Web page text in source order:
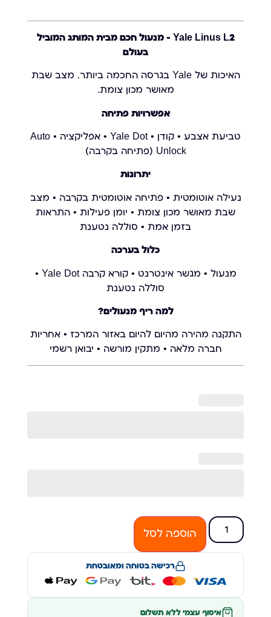
Yale Linus L2 – מנעול חכם מבית המותג המוביל
בעולם
האיכות של Yale בגרסה החכמה ביותר. מצב שבת
מאושר מכון צומת.
אפשרויות פתיחה
טביעת אצבע • קודן • Yale Dot • אפליקציה • Auto
Unlock (פתיחה בקרבה)
יתרונות
נעילה אוטומטית • פתיחה אוטומטית בקרבה • מצב
שבת מאושר מכון צומת • יומן פעילות • התראות
בזמן אמת • סוללה נטענת
כלול בערכה
מנעול • מגשר אינטרנט • קורא קרבה Yale Dot •
סוללה נטענת
למה ריף מנעולים?
התקנה מהירה מהיום להיום באזור המרכז • אחריות
חברה מלאה • מתקין מורשה • יבואן רשמי
הוספה לסל
רכישה בטוחה ומאובטחת
איסוף עצמי ללא תשלום